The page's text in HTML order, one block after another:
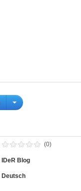
(0)
IDeR Blog
Deutsch